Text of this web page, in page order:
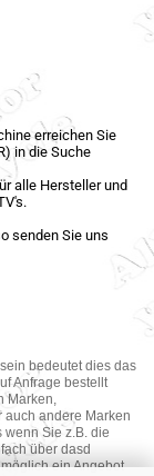
erreichen Sie
in die Suche
alle Hersteller und
senden Sie uns
bedeutet dies das
Anfrage bestellt
Marken,
auch andere Marken
wenn Sie z.B. die
über dasd
ein Angebot